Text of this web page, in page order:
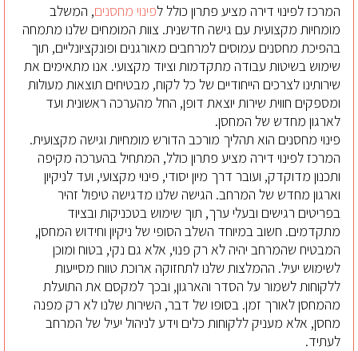
המרכז לפינוי דירה מציע פתרון כולל לפינוי מחסנים, המשלב
מומחיות מקצועית עם גישה חדשנית. צוות המומחים שלנו מתמחה
בהפיכת מחסנים עמוסים למרחבים מאורגנים ופונקציונליים, תוך
שימוש בשיטות עבודה מתקדמות וציוד מקצועי. אנו מתאימים את
שירותינו לצרכים הייחודיים של כל לקוח, מבטיחים תוצאות מעולות
ומספקים חווית שירות יוצאת דופן, החל מהערכה ראשונית ועד
לארגון מחדש של המחסן.
פינוי מחסנים הוא תהליך מורכב הדורש מומחיות וגישה מקצועית.
המרכז לפינוי דירה מציע פתרון כולל, המתחיל בהערכה מקיפה
ותכנון מדוקדק, ועובר דרך מיון יסודי, פינוי מקצועי, ועד לניקיון
וארגון מחדש של המרחב. הגישה שלנו מדגישה טיפול זהיר
בפריטים רגישים ובעלי ערך, תוך שימוש בטכניקות ובציוד
מתקדמים. חשוב במיוחד השלב הסופי של ניקיון וחידוש המחסן,
המבטיח שהמרחב יהיה לא רק פנוי, אלא גם נקי, בטוח ומוכן
לשימוש יעיל. ההמלצות שלנו לתחזוקה ארוכת טווח מסייעות
ללקוחות לשמור על הסדר והארגון, ובכך למקסם את התועלת
מהמחסן לאורך זמן. בסופו של דבר, השירות שלנו לא רק מפנה
מחסן, אלא מעניק ללקוחות כלים וידע לניהול יעיל של המרחב
לעתיד.